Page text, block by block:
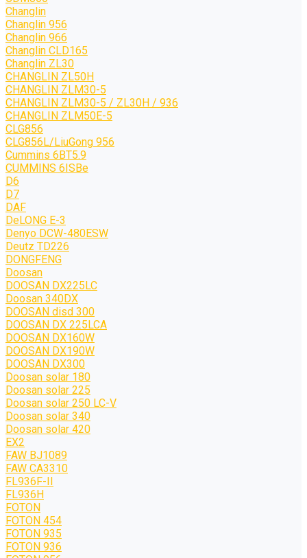
Changlin
Changlin 956
Changlin 966
Changlin CLD165
Changlin ZL30
CHANGLIN ZL50H
CHANGLIN ZLM30-5
CHANGLIN ZLM30-5 / ZL30H / 936
CHANGLIN ZLM50E-5
CLG856
CLG856L/LiuGong 956
Cummins 6BT5.9
CUMMINS 6ISBe
D6
D7
DAF
DeLONG Е-3
Denyo DCW-480ESW
Deutz TD226
DONGFENG
Doosan
DOOSAN DX225LC
Doosan 340DX
DOOSAN disd 300
DOOSAN DX 225LCA
DOOSAN DX160W
DOOSAN DX190W
DOOSAN DX300
Doosan solar 180
Doosan solar 225
Doosan solar 250 LC-V
Doosan solar 340
Doosan solar 420
EX2
FAW BJ1089
FAW CA3310
FL936F-II
FL936H
FOTON
FOTON 454
FOTON 935
FOTON 936